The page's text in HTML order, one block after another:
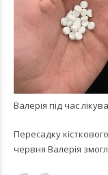
Валерія під час
Пересадку
червня Валерія